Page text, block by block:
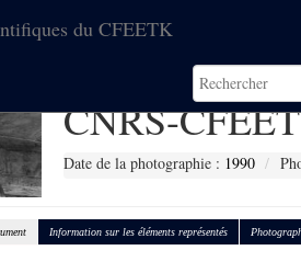
du CFEETK
CNRS-
Date de la photographie : 1990
Information sur les éléments représentés